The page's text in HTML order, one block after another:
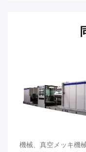
8m/S 152mmの金属